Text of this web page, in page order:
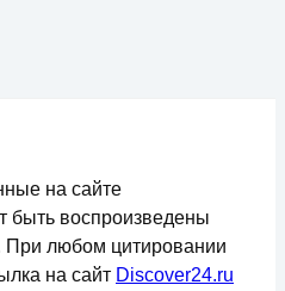
на сайте
быть воспроизведены
любом цитировании
на сайт Discover24.ru